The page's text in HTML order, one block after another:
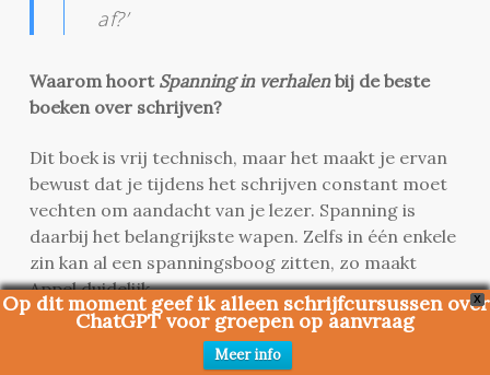
af?’
Waarom hoort Spanning in verhalenbij de beste
boeken over schrijven?
Dit boek is vrij technisch, maar het maakt je ervan
bewust dat je tijdens het schrijven constant moet
vechten om aandacht van je lezer. Spanning is
daarbij het belangrijkste wapen. Zelfs in één enkele
zin kan al een spanningsboog zitten, zo maakt
Appel duidelijk.
. Kinderboeken schrijven – Wim Daniëls
X
Op dit moment geef ik alleen schrijfcursussen over
ChatGPT voor groepen op aanvraag
Meer info